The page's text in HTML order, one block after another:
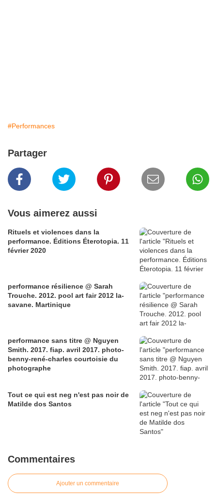
#Performances
Partager
Vous aimerez aussi
Rituels et violences dans la
performance. Éditions Éterotopia. 11
février 2020
performance résilience @ Sarah
Trouche. 2012. pool art fair 2012 la-
savane. Martinique
performance sans titre @ Nguyen
Smith. 2017. fiap. avril 2017. photo-
benny-rené-charles courtoisie du
photographe
Tout ce qui est neg n'est pas noir de
Matilde dos Santos
Commentaires
Ajouter un commentaire